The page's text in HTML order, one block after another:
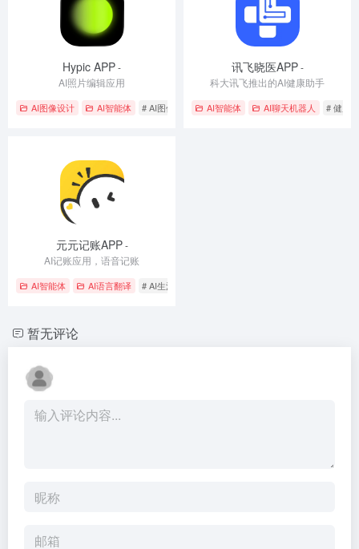
Hypic APP-
AI照片编辑应用
AI图像设计 AI智能体 # AI图像生成 # 智能修图 # 背景替换
讯飞晓医APP-
科大讯飞推出的AI健康助手
AI智能体 AI聊天机器人 # 健康
元元记账APP-
AI记账应用，语音记账
AI智能体 AI语言翻译 # AI生活管家
暂无评论